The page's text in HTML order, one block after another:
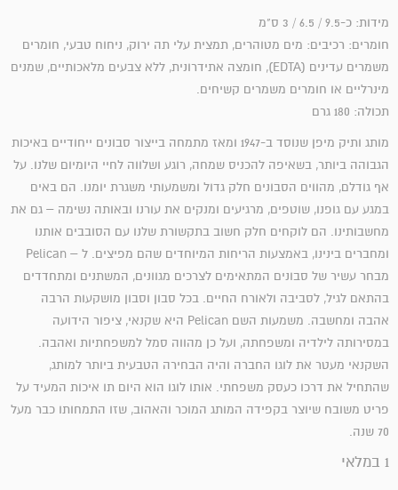
מידות: כ-9.5 / 6.5 / 3 ס"מ
חומרים: רכיבים: מים מטוהרים, תמצית עלי תה ירוק, ניחוח טבעי, חומרים
משמרים עדינים (EDTA), חומצה אתידרונית, ללא צבעים מלאכותיים, שמנים
מינרליים או חומרים משמרים קשיחים.
תכולה: 180 גרם
מותג ותיק מיפן שנוסד ב-1947 ומאז מתמחה בייצור סבונים ייחודיים באיכות
הגבוהה ביותר, בשאיפה להכניס שמחה, רוגע ושלווה לחיי היומיום שלנו. על
אף גודלם, מהווים הסבונים חלק גדול ומשמעותי משגרת יומנו. הם באים
במגע עם גופנו, שוטפים, מרגיעים ומנקים את עורנו ובאותה נשימה – גם את
מחשבותינו. הם לוקחים חלק חשוב בתקשורת שלנו עם הסובבים אותנו
ומחברים בינינו, באמצעות הריחות המיוחדים שהם מפיצים. ל – Pelican
מבחר עשיר של סבונים המתאימים לצרכים מגוונים, המשתנים ומתחדדים
בהתאם לגיל, לסביבה ולאורח החיים. בכל סבון וסבון מושקעות הרבה
אהבה ומחשבה. משמעות השם Pelican היא שקנאי, ציפור הידועה
במסירותה לילדיה ומשפחתה, ועל כן מהווה סמל למשפחתיות ואהבה.
השקנאי מעטר את לוגו החברה והיה הבחירה הטבעית ביותר למותג,
שהתחיל את דרכו כעסק משפחתי. אותו לוגו הוא היום תו איכות המעיד על
פריט משובח שיוצר בקפידה המותג המוכר והאהוב, שזו התמחותו כבר מעל
70 שנה.
1 במלאי